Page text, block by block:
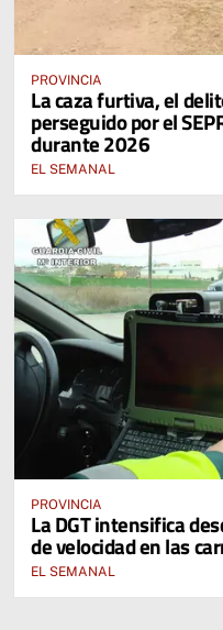
PROVINCIA
La caza furtiva, el
perseguido por el
durante 2026
EL SEMANAL
PROVINCIA
La DGT intensifica
de velocidad en las
EL SEMANAL